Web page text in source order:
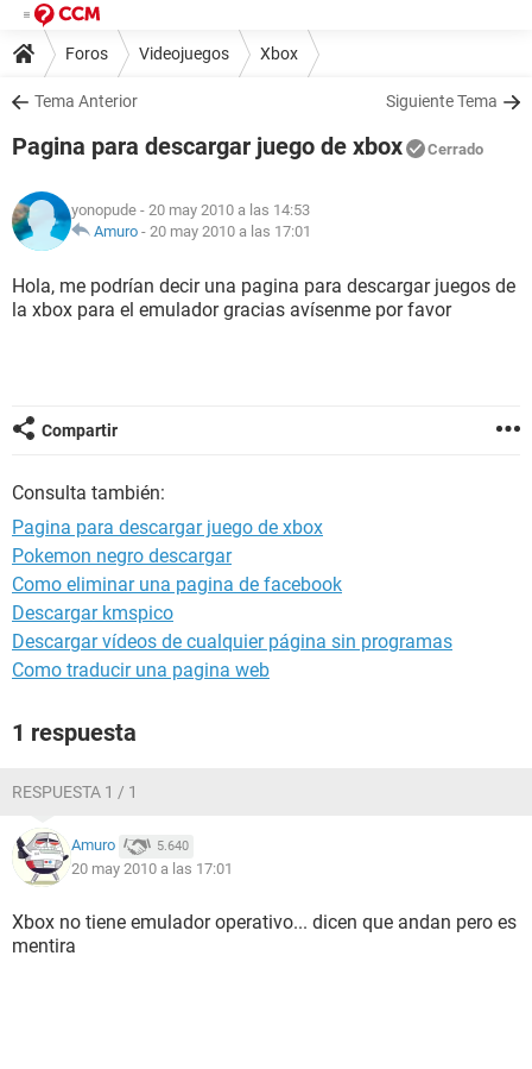
Foros Videojuegos Xbox
Tema Anterior Siguiente Tema
Pagina para descargar juego de xbox Cerrado
yonopude - 20 may 2010 a las 14:53
Amuro - 20 may 2010 a las 17:01
Hola, me podrían decir una pagina para descargar juegos de
la xbox para el emulador gracias avísenme por favor
Compartir
Consulta también:
Pagina para descargar juego de xbox
Pokemon negro descargar
Como eliminar una pagina de facebook
Descargar kmspico
Descargar vídeos de cualquier página sin programas
Como traducir una pagina web
1 respuesta
RESPUESTA 1 / 1
Amuro 5.640
20 may 2010 a las 17:01
Xbox no tiene emulador operativo... dicen que andan pero es
mentira